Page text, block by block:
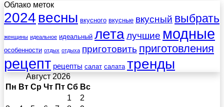
Облако меток
2024 весны вкусного вкусные вкусный выбрать
женщины идеальное идеальный леталучшие модные
особенности отдых отдыха приготовить приготовления
рецепт рецепты салат салата тренды
Август 2026
Пн Вт Ср Чт Пт Сб Вс
1
2